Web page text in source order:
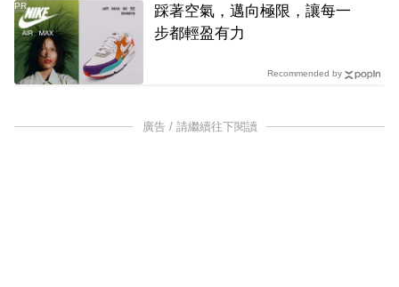
踩著空氣，邁向極限，讓每一
步都輕盈有力
PR
Recommended by
廣告 / 請繼續往下閱讀